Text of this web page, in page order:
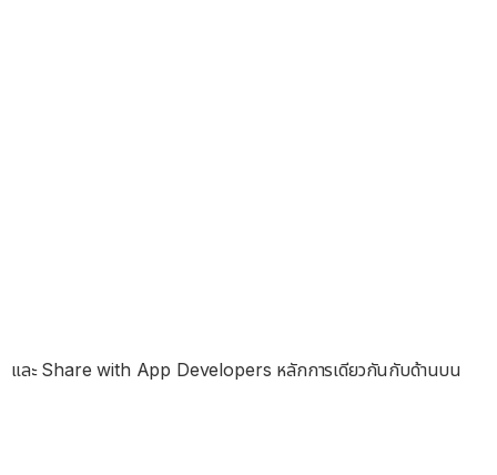
และ Share with App Developers หลักการเดียวกันกับด้านบน